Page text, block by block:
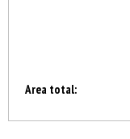
Area total: